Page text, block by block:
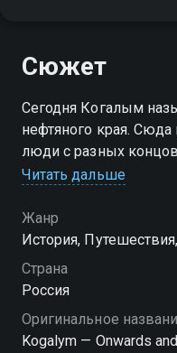
Сюжет
Сегодня Когалым
нефтяного края.
люди с разных
комфортной жизни,
событиями
Читать дальше
Жанр
История,
Страна
Россия
Оригинальное
Kogalym — Onwards